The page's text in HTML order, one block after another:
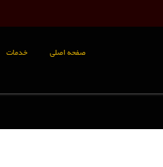
صفحه اصلی خدمات